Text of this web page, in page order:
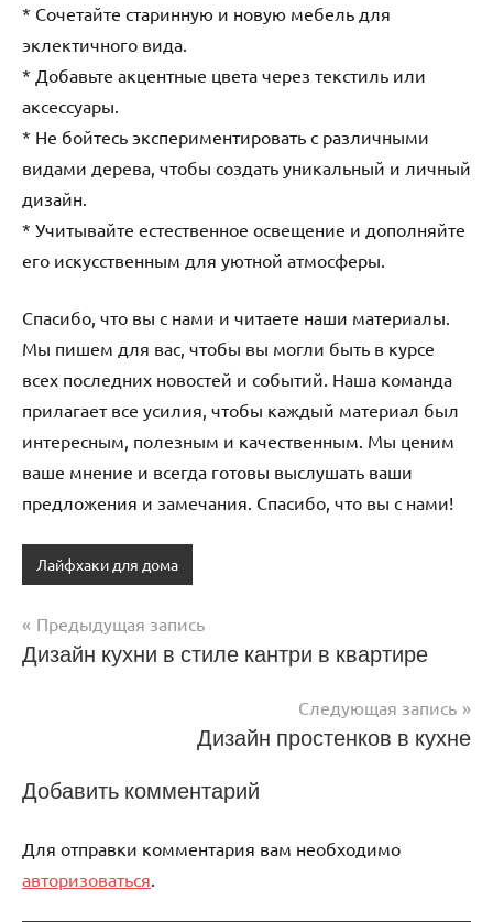
* Сочетайте старинную и новую мебель для
эклектичного вида.
* Добавьте акцентные цвета через текстиль или
аксессуары.
* Не бойтесь экспериментировать с различными
видами дерева, чтобы создать уникальный и личный
дизайн.
* Учитывайте естественное освещение и дополняйте
его искусственным для уютной атмосферы.
Спасибо, что вы с нами и читаете наши материалы.
Мы пишем для вас, чтобы вы могли быть в курсе
всех последних новостей и событий. Наша команда
прилагает все усилия, чтобы каждый материал был
интересным, полезным и качественным. Мы ценим
ваше мнение и всегда готовы выслушать ваши
предложения и замечания. Спасибо, что вы с нами!
Лайфхаки для дома
Навигация
Предыдущая запись
Дизайн кухни в стиле кантри в квартире
Следующая запись
Дизайн простенков в кухне
Добавить комментарий
Для отправки комментария вам необходимо
авторизоваться